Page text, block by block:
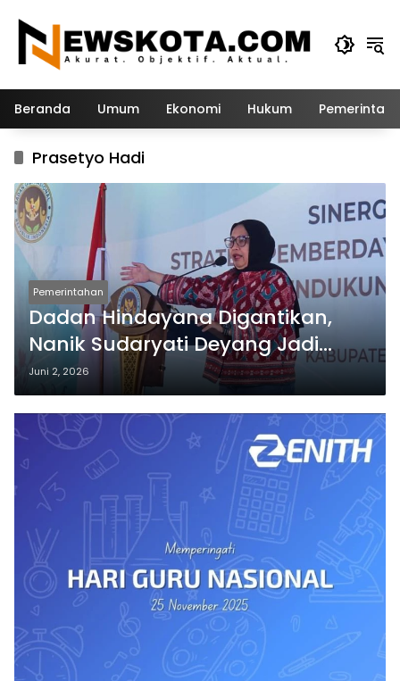
konten
Beranda Umum Ekonomi Hukum
Prasetyo Hadi
Pemerintahan
Dadan Hindayana Digantikan,
Nanik Sudaryati Deyang Jadi
Kepala Badan Gizi Nasional
Juni 2, 2026